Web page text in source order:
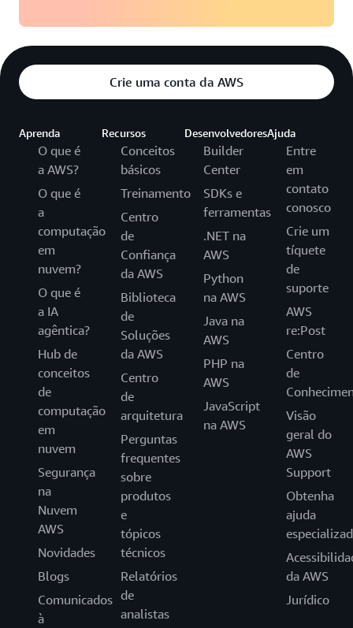
Crie uma conta da AWS
Aprenda
O que é
a AWS?
O que é
a
computação
em
nuvem?
O que é
a IA
agêntica?
Hub de
conceitos
de
computação
em
nuvem
Segurança
na
Nuvem
AWS
Novidades
Blogs
Comunicados
à
Recursos
Conceitos
básicos
Treinamento
Centro
de
Confiança
da AWS
Biblioteca
de
Soluções
da AWS
Centro
de
arquitetura
Perguntas
frequentes
sobre
produtos
e
tópicos
técnicos
Relatórios
de
analistas
Desenvolvedores
Builder
Center
SDKs e
ferramentas
.NET na
AWS
Python
na AWS
Java na
AWS
PHP na
AWS
JavaScript
na AWS
Ajuda
Entre
em
contato
conosco
Crie um
tíquete
de
suporte
AWS
re:Post
Centro
de
Visão
geral do
AWS
Support
Obtenha
ajuda
da AWS
Jurídico